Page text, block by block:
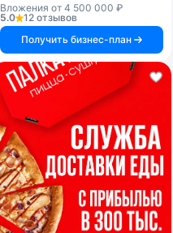
Вложения от 4 500 000 ₽
5.0
12 отзывов
Получить бизнес-план